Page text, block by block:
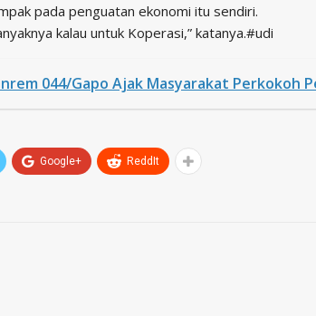
pada penguatan ekonomi itu sendiri.
kalau untuk Koperasi,” katanya.#udi
044/Gapo Ajak Masyarakat Perkokoh
Google+ ReddIt